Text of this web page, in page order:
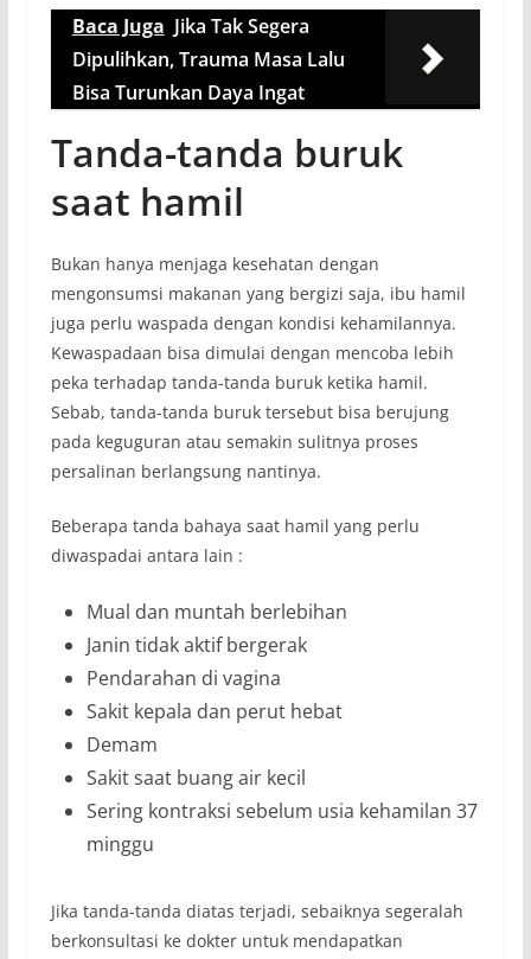
Baca Juga Jika Tak Segera
Dipulihkan, Trauma Masa Lalu
Bisa Turunkan Daya Ingat
Tanda-tanda buruk
saat hamil
Bukan hanya menjaga kesehatan dengan
mengonsumsi makanan yang bergizi saja, ibu hamil
juga perlu waspada dengan kondisi kehamilannya.
Kewaspadaan bisa dimulai dengan mencoba lebih
peka terhadap tanda-tanda buruk ketika hamil.
Sebab, tanda-tanda buruk tersebut bisa berujung
pada keguguran atau semakin sulitnya proses
persalinan berlangsung nantinya.
Beberapa tanda bahaya saat hamil yang perlu
diwaspadai antara lain :
Mual dan muntah berlebihan
Janin tidak aktif bergerak
Pendarahan di vagina
Sakit kepala dan perut hebat
Demam
Sakit saat buang air kecil
Sering kontraksi sebelum usia kehamilan 37
minggu
Jika tanda-tanda diatas terjadi, sebaiknya segeralah
berkonsultasi ke dokter untuk mendapatkan